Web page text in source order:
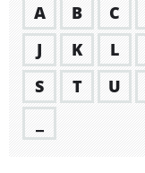
A B C
J
K L
S
T U